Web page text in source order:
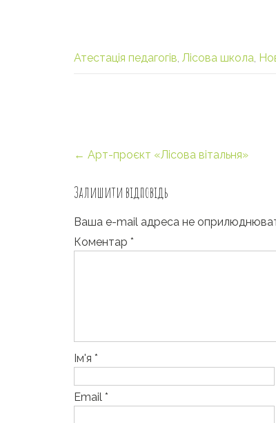
Атестація педагогів Лісова школа
navigation
← Арт-проєкт «Лісова вітальня»
Залишити відповідь
Ваша e-mail адреса не
Коментар *
Ім'я *
Email *